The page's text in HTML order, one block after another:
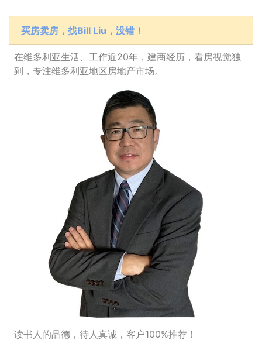
买房卖房，找Bill Liu，没错！
在维多利亚生活、工作近20年，建商经历，看房视觉独
到，专注维多利亚地区房地产市场。
读书人的品德，待人真诚，客户100%推荐！